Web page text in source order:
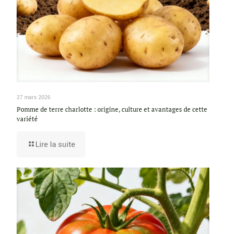
27 mars 2026
Pomme de terre charlotte : origine, culture et avantages de cette
variété
Lire la suite